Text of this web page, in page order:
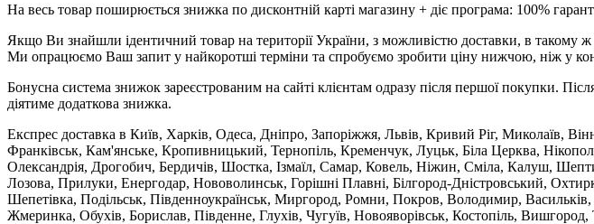
На весь товар поширюється знижка по дисконтній карті магазину + діє програма: 100%
Якщо Ви знайшли ідентичний товар на території України, з можливістю доставки, в
Ми опрацюємо Ваш запит у найкоротші терміни та спробуємо зробити ціну нижчою, ніж у
Бонусна система знижок зареєстрованим на сайті клієнтам одразу після першої покупки.
діятиме додаткова знижка.
Експрес доставка в Київ, Харків, Одеса, Дніпро, Запоріжжя, Львів, Кривий Ріг, Миколаїв,
Франківськ, Кам'янське, Кропивницький, Тернопіль, Кременчук, Луцьк, Біла Церква,
Олександрія, Дрогобич, Бердичів, Шостка, Ізмаїл, Самар, Ковель, Ніжин, Сміла, Калуш,
Лозова, Прилуки, Енергодар, Нововолинськ, Горішні Плавні, Білгород-Дністровський,
Шепетівка, Подільськ, Південноукраїнськ, Миргород, Ромни, Покров, Володимир,
Жмеринка, Обухів, Борислав, Південне, Глухів, Чугуїв, Новояворівськ, Костопіль,